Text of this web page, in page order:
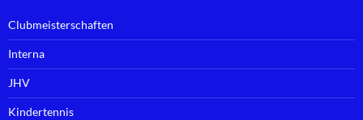
Clubmeisterschaften
Interna
JHV
Kindertennis